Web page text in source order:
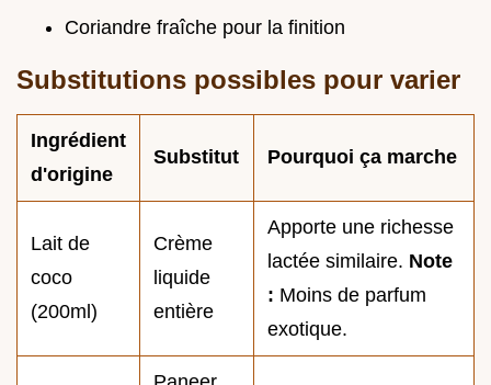
Coriandre fraîche pour la finition
Substitutions possibles pour varier
Ingrédient
d'origine
Substitut Pourquoi ça marche
Lait de
coco
(200ml)
Crème
liquide
entière
Apporte une richesse
lactée similaire. Note
: Moins de parfum
exotique.